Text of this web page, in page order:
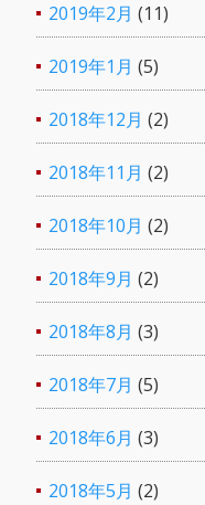
2019年2月 (11)
2019年1月 (5)
2018年12月 (2)
2018年11月 (2)
2018年10月 (2)
2018年9月 (2)
2018年8月 (3)
2018年7月 (5)
2018年6月 (3)
2018年5月 (2)